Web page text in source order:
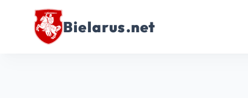
Bielarus.net